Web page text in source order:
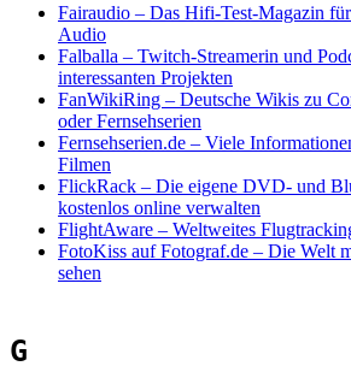
Fairaudio – Das Hifi-Test-Magazin
Audio
Falballa – Twitch-Streamerin und
interessanten Projekten
FanWikiRing – Deutsche Wikis zu
oder Fernsehserien
Fernsehserien.de – Viele
Filmen
FlickRack – Die eigene DVD- und
kostenlos online verwalten
FlightAware – Weltweites
FotoKiss auf Fotograf.de – Die Welt
sehen
G